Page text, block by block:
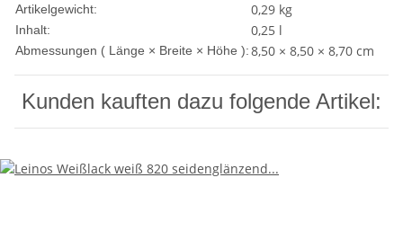
Artikelgewicht: 0,29 kg
Inhalt: 0,25 l
Abmessungen ( Länge × Breite × Höhe ):8,50 × 8,50 × 8,70 cm
Kunden kauften dazu folgende Artikel: